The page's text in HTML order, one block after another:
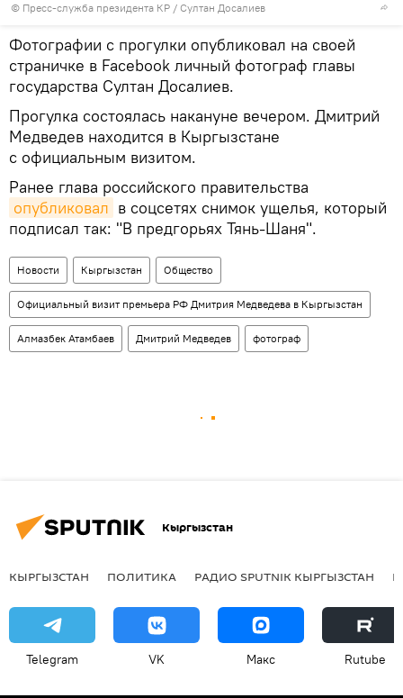
© Пресс-служба президента КР / Султан Досалиев
Фотографии с прогулки опубликовал на своей
страничке в Facebook личный фотограф главы
государства Султан Досалиев.
Прогулка состоялась накануне вечером. Дмитрий
Медведев находится в Кыргызстане
с официальным визитом.
Ранее глава российского правительства
опубликовал в соцсетях снимок ущелья, который
подписал так: "В предгорьях Тянь-Шаня".
Новости Кыргызстан Общество
Официальный визит премьера РФ Дмитрия Медведева в Кыргызстан
Алмазбек Атамбаев Дмитрий Медведев фотограф
Кыргызстан
КЫРГЫЗСТАН ПОЛИТИКА РАДИО SPUTNIK КЫРГЫЗСТАН
Telegram VK Макс Rutube